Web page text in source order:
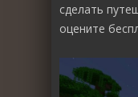
сделать
оцените